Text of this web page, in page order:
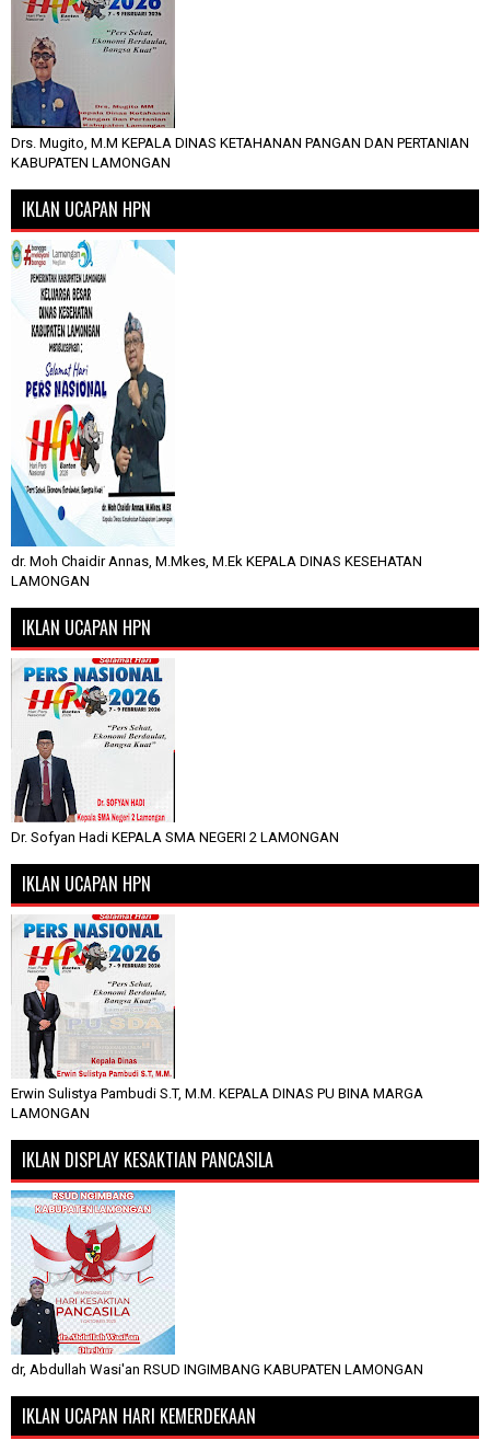
Drs. Mugito, M.M KEPALA DINAS KETAHANAN PANGAN DAN PERTANIAN
KABUPATEN LAMONGAN
IKLAN UCAPAN HPN
dr. Moh Chaidir Annas, M.Mkes, M.Ek KEPALA DINAS KESEHATAN
LAMONGAN
IKLAN UCAPAN HPN
Dr. Sofyan Hadi KEPALA SMA NEGERI 2 LAMONGAN
IKLAN UCAPAN HPN
Erwin Sulistya Pambudi S.T, M.M. KEPALA DINAS PU BINA MARGA
LAMONGAN
IKLAN DISPLAY KESAKTIAN PANCASILA
dr, Abdullah Wasi'an RSUD INGIMBANG KABUPATEN LAMONGAN
IKLAN UCAPAN HARI KEMERDEKAAN